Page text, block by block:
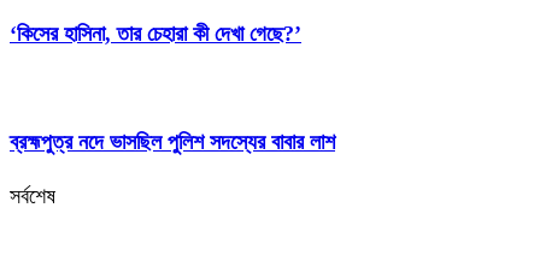
‘কিসের হাসিনা, তার চেহারা কী দেখা গেছে?’
ব্রহ্মপুত্র নদে ভাসছিল পুলিশ সদস্যের বাবার লাশ
সর্বশেষ